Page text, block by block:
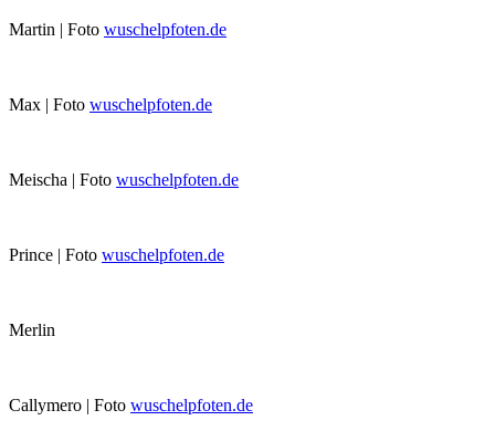
Martin | Foto wuschelpfoten.de
Max | Foto wuschelpfoten.de
Meischa | Foto wuschelpfoten.de
Prince | Foto wuschelpfoten.de
Merlin
Callymero | Foto wuschelpfoten.de